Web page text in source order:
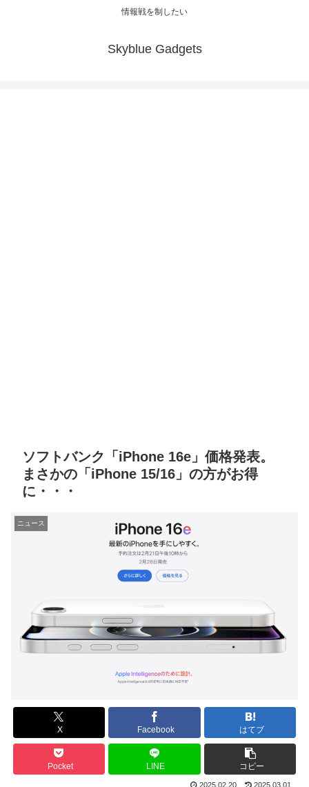
情報戦を制したい
Skyblue Gadgets
ソフトバンク「iPhone 16e」価格発表。
まさかの「iPhone 15/16」の方がお得
に・・・
ニュース
X Facebook はてブ
Pocket LINE コピー
2025.02.20 2025.03.01